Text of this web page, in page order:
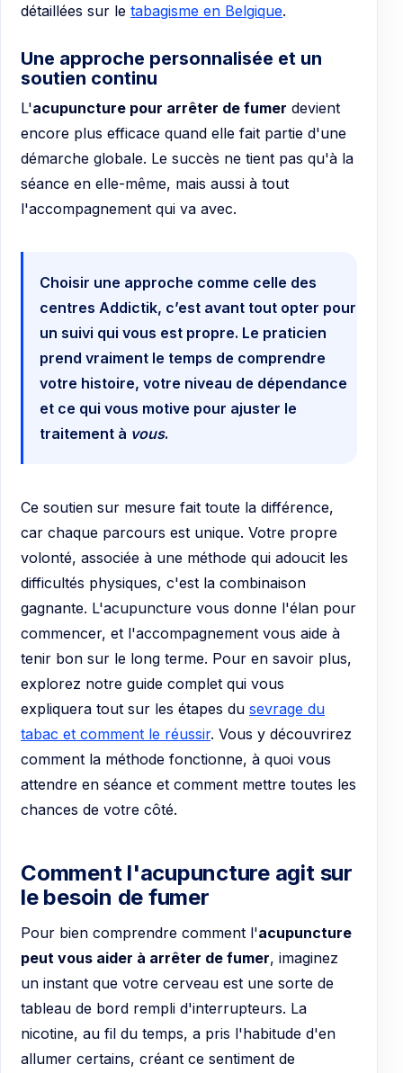
détaillées sur le tabagisme en Belgique.
Une approche personnalisée et un
soutien continu
L'acupuncture pour arrêter de fumer devient
encore plus efficace quand elle fait partie d'une
démarche globale. Le succès ne tient pas qu'à la
séance en elle-même, mais aussi à tout
l'accompagnement qui va avec.
Choisir une approche comme celle des
centres Addictik, c’est avant tout opter pour
un suivi qui vous est propre. Le praticien
prend vraiment le temps de comprendre
votre histoire, votre niveau de dépendance
et ce qui vous motive pour ajuster le
traitement à vous.
Ce soutien sur mesure fait toute la différence,
car chaque parcours est unique. Votre propre
volonté, associée à une méthode qui adoucit les
difficultés physiques, c'est la combinaison
gagnante. L'acupuncture vous donne l'élan pour
commencer, et l'accompagnement vous aide à
tenir bon sur le long terme. Pour en savoir plus,
explorez notre guide complet qui vous
expliquera tout sur les étapes du sevrage du
tabac et comment le réussir. Vous y découvrirez
comment la méthode fonctionne, à quoi vous
attendre en séance et comment mettre toutes les
chances de votre côté.
Comment l'acupuncture agit sur
le besoin de fumer
Pour bien comprendre comment l'acupuncture
peut vous aider à arrêter de fumer, imaginez
un instant que votre cerveau est une sorte de
tableau de bord rempli d'interrupteurs. La
nicotine, au fil du temps, a pris l'habitude d'en
allumer certains, créant ce sentiment de